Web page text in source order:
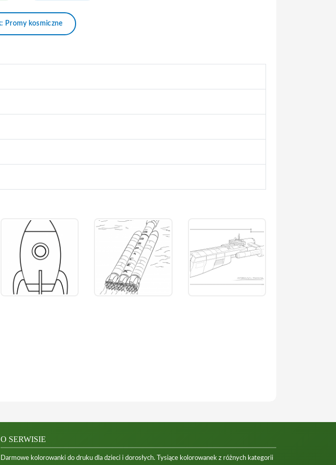
Promy kosmiczne
O SERWISIE
Darmowe kolorowanki do druku dla dzieci i dorosłych. Tysiące kolorowanek z różnych kategorii